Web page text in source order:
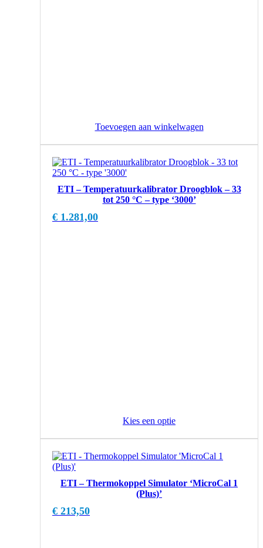
Toevoegen aan winkelwagen
ETI – Temperatuurkalibrator Droogblok – 33
tot 250 °C – type ‘3000’
€ 1.281,00
Kies een optie
ETI – Thermokoppel Simulator ‘MicroCal 1
(Plus)’
€ 213,50